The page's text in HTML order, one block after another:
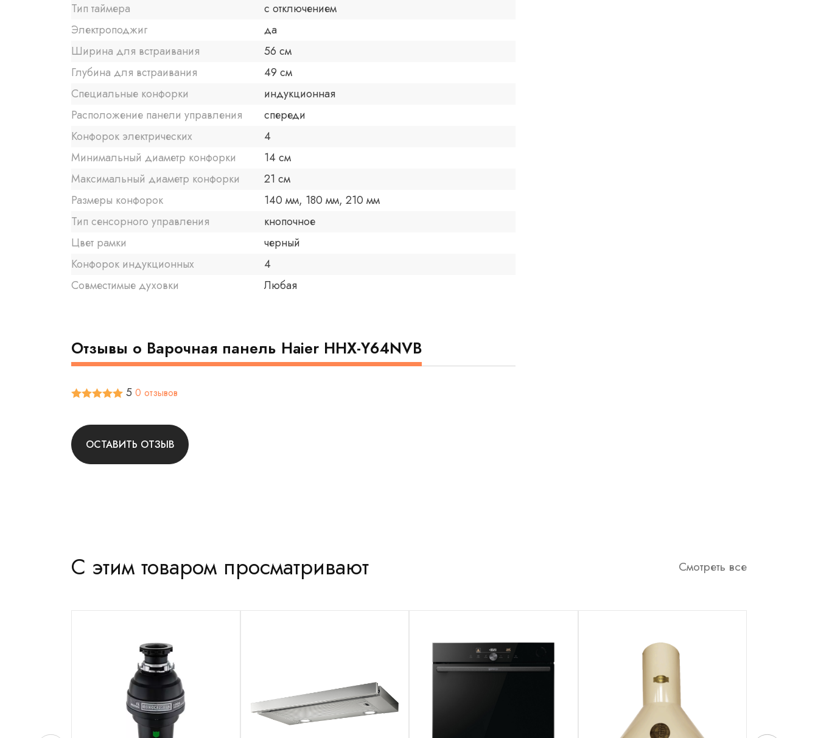
Тип таймера
с отключением
Электроподжиг
да
Ширина для встраивания
56 см
Глубина для встраивания
49 см
Специальные конфорки
индукционная
Расположение панели управления
спереди
Конфорок электрических
4
Минимальный диаметр конфорки
14 см
Максимальный диаметр конфорки
21 см
Размеры конфорок
140 мм, 180 мм, 210 мм
Тип сенсорного управления
кнопочное
Цвет рамки
черный
Конфорок индукционных
4
Совместимые духовки
Любая
Отзывы о Варочная панель Haier HHX-Y64NVB
5 0 отзывов
ОСТАВИТЬ ОТЗЫВ
С этим товаром просматривают Смотреть все